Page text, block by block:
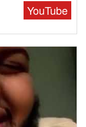
YouTube